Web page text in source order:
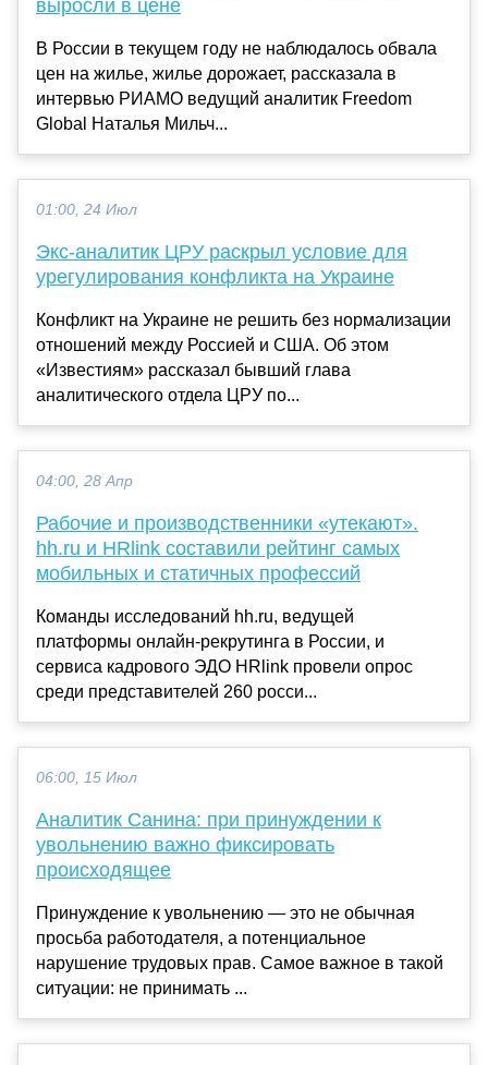
выросли в цене
В России в текущем году не наблюдалось обвала
цен на жилье, жилье дорожает, рассказала в
интервью РИАМО ведущий аналитик Freedom
Global Наталья Мильч...
01:00, 24 Июл
Экс-аналитик ЦРУ раскрыл условие для
урегулирования конфликта на Украине
Конфликт на Украине не решить без нормализации
отношений между Россией и США. Об этом
«Известиям» рассказал бывший глава
аналитического отдела ЦРУ по...
04:00, 28 Апр
Рабочие и производственники «утекают».
hh.ru и HRlink составили рейтинг самых
мобильных и статичных профессий
Команды исследований hh.ru, ведущей
платформы онлайн-рекрутинга в России, и
сервиса кадрового ЭДО HRlink провели опрос
среди представителей 260 росси...
06:00, 15 Июл
Аналитик Санина: при принуждении к
увольнению важно фиксировать
происходящее
Принуждение к увольнению — это не обычная
просьба работодателя, а потенциальное
нарушение трудовых прав. Самое важное в такой
ситуации: не принимать ...